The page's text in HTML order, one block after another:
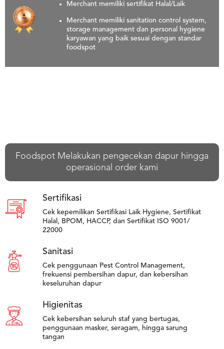
Merchant memiliki sertifikat Halal/Laik
Merchant memiliki sanitation control system,
storage management dan personal hygiene
karyawan yang baik sesuai dengan standar
foodspot
Foodspot Melakukan pengecekan dapur hingga
operasional order kami
Sertifikasi
Cek kepemilikan Sertifikasi Laik Hygiene, Sertifikat
Halal, BPOM, HACCP, dan Sertifikat ISO 9001/
22000
Sanitasi
Cek penggunaan Pest Control Management,
frekuensi pembersihan dapur, dan kebersihan
keseluruhan dapur
Higienitas
Cek kebersihan seluruh staf yang bertugas,
penggunaan masker, seragam, hingga sarung
tangan